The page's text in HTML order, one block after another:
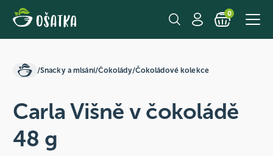
0
/Snacky a mlsání/Čokolády/Čokoládové kolekce
Carla Višně v čokoládě
48 g